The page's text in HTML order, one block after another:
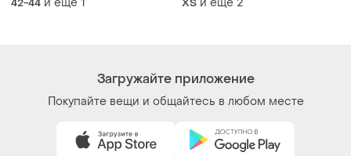
Покупайте вещи и общайтесь в любом месте
Как это работает?
Украина, 02121, Киев, Харьковское шоссе, дом 201-
203, буква 4Г